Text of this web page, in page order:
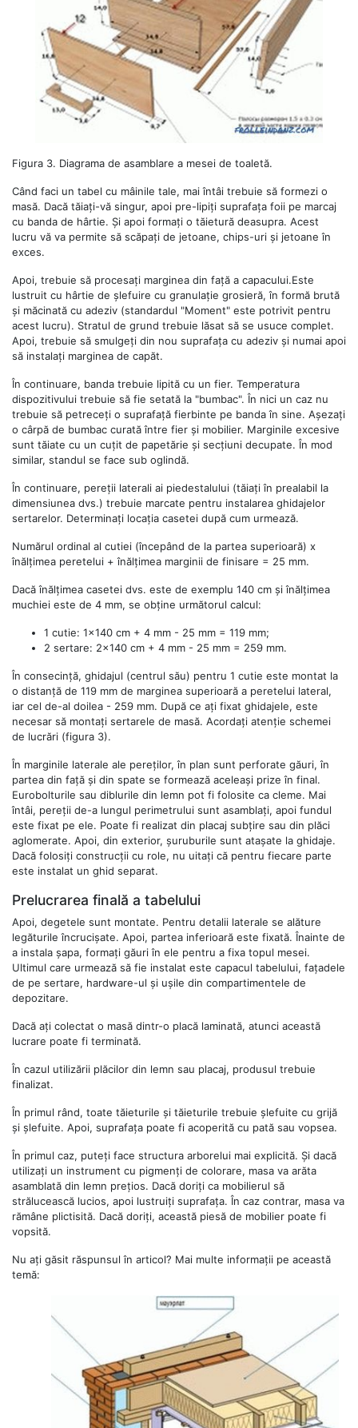
Figura 3. Diagrama de asamblare a mesei de toaletă.
Când faci un tabel cu mâinile tale, mai întâi trebuie să formezi o
masă. Dacă tăiați-vă singur, apoi pre-lipiți suprafața foii pe marcaj
cu banda de hârtie. Și apoi formați o tăietură deasupra. Acest
lucru vă va permite să scăpați de jetoane, chips-uri și jetoane în
exces.
Apoi, trebuie să procesați marginea din față a capacului.Este
lustruit cu hârtie de șlefuire cu granulație grosieră, în formă brută
și măcinată cu adeziv (standardul "Moment" este potrivit pentru
acest lucru). Stratul de grund trebuie lăsat să se usuce complet.
Apoi, trebuie să smulgeți din nou suprafața cu adeziv și numai apoi
să instalați marginea de capăt.
În continuare, banda trebuie lipită cu un fier. Temperatura
dispozitivului trebuie să fie setată la "bumbac". În nici un caz nu
trebuie să petreceți o suprafață fierbinte pe banda în sine. Așezați
o cârpă de bumbac curată între fier și mobilier. Marginile excesive
sunt tăiate cu un cuțit de papetărie și secțiuni decupate. În mod
similar, standul se face sub oglindă.
În continuare, pereții laterali ai piedestalului (tăiați în prealabil la
dimensiunea dvs.) trebuie marcate pentru instalarea ghidajelor
sertarelor. Determinați locația casetei după cum urmează.
Numărul ordinal al cutiei (începând de la partea superioară) x
înălțimea peretelui + înălțimea marginii de finisare = 25 mm.
Dacă înălțimea casetei dvs. este de exemplu 140 cm și înălțimea
muchiei este de 4 mm, se obține următorul calcul:
1 cutie: 1x140 cm + 4 mm - 25 mm = 119 mm;
2 sertare: 2x140 cm + 4 mm - 25 mm = 259 mm.
În consecință, ghidajul (centrul său) pentru 1 cutie este montat la
o distanță de 119 mm de marginea superioară a peretelui lateral,
iar cel de-al doilea - 259 mm. După ce ați fixat ghidajele, este
necesar să montați sertarele de masă. Acordați atenție schemei
de lucrări (figura 3).
În marginile laterale ale pereților, în plan sunt perforate găuri, în
partea din față și din spate se formează aceleași prize în final.
Eurobolturile sau diblurile din lemn pot fi folosite ca cleme. Mai
întâi, pereții de-a lungul perimetrului sunt asamblați, apoi fundul
este fixat pe ele. Poate fi realizat din placaj subțire sau din plăci
aglomerate. Apoi, din exterior, șuruburile sunt atașate la ghidaje.
Dacă folosiți construcții cu role, nu uitați că pentru fiecare parte
este instalat un ghid separat.
Prelucrarea finală a tabelului
Apoi, degetele sunt montate. Pentru detalii laterale se alăture
legăturile încrucișate. Apoi, partea inferioară este fixată. Înainte de
a instala șapa, formați găuri în ele pentru a fixa topul mesei.
Ultimul care urmează să fie instalat este capacul tabelului, fațadele
de pe sertare, hardware-ul și ușile din compartimentele de
depozitare.
Dacă ați colectat o masă dintr-o placă laminată, atunci această
lucrare poate fi terminată.
În cazul utilizării plăcilor din lemn sau placaj, produsul trebuie
finalizat.
În primul rând, toate tăieturile și tăieturile trebuie șlefuite cu grijă
și șlefuite. Apoi, suprafața poate fi acoperită cu pată sau vopsea.
În primul caz, puteți face structura arborelui mai explicită. Și dacă
utilizați un instrument cu pigmenți de colorare, masa va arăta
asamblată din lemn prețios. Dacă doriți ca mobilierul să
strălucească lucios, apoi lustruiți suprafața. În caz contrar, masa va
rămâne plictisită. Dacă doriți, această piesă de mobilier poate fi
vopsită.
Nu ați găsit răspunsul în articol? Mai multe informații pe această
temă: